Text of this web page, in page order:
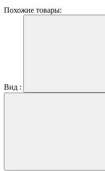
Похожие товары:
Вид :